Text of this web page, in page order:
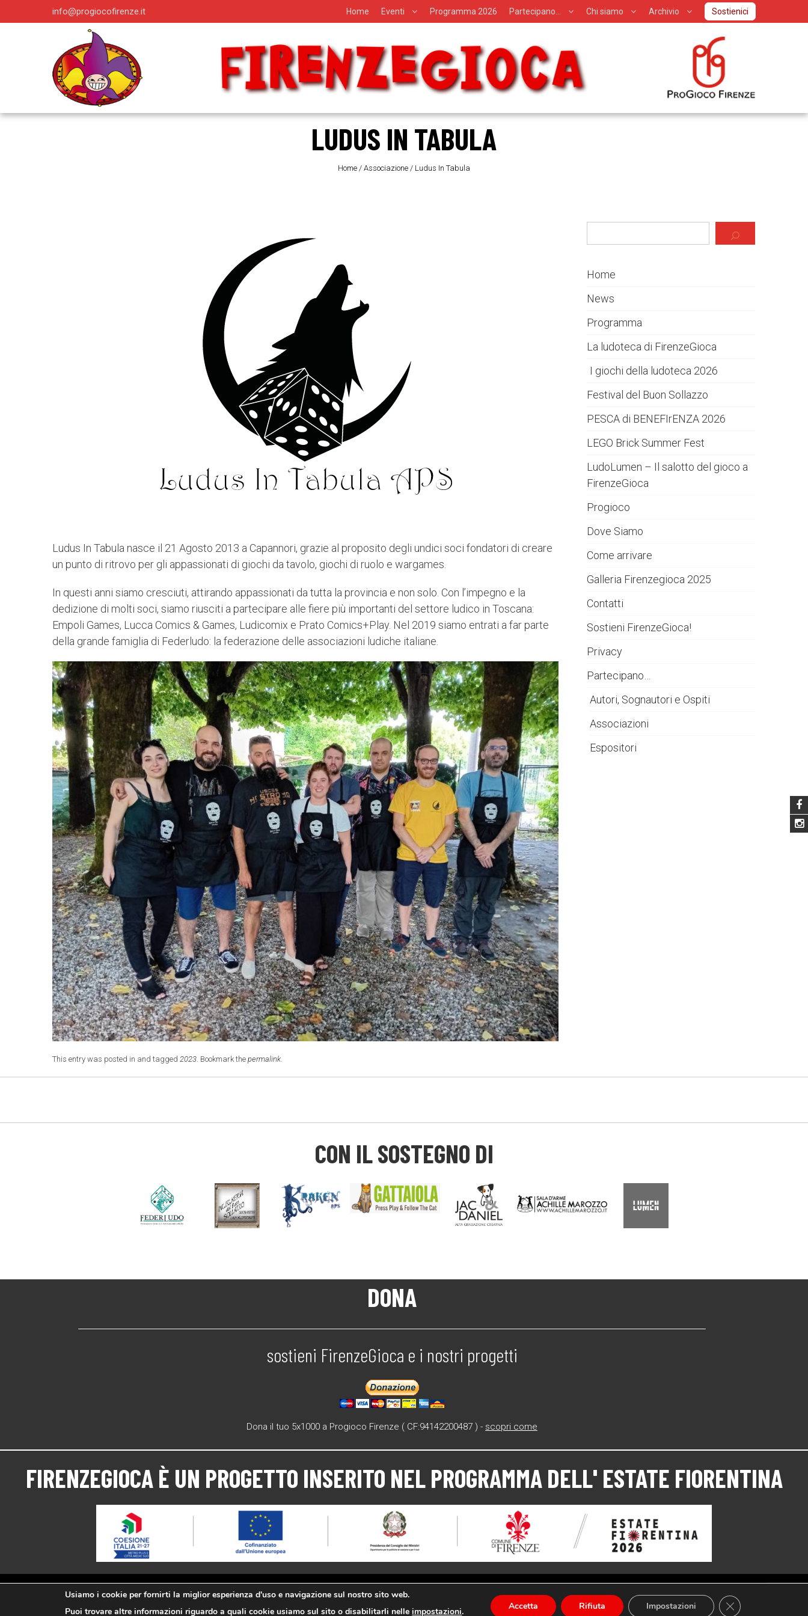
info@progiocofirenze.it Home Eventi Programma 2026 Partecipano… Chi siamo Archivio Sostienici
LUDUS IN TABULA
Home / Associazione / Ludus In Tabula
Ludus In Tabula nasce il 21 Agosto 2013 a Capannori, grazie al proposito degli undici soci fondatori di creare
un punto di ritrovo per gli appassionati di giochi da tavolo, giochi di ruolo e wargames.
In questi anni siamo cresciuti, attirando appassionati da tutta la provincia e non solo. Con l’impegno e la
dedizione di molti soci, siamo riusciti a partecipare alle fiere più importanti del settore ludico in Toscana:
Empoli Games, Lucca Comics & Games, Ludicomix e Prato Comics+Play. Nel 2019 siamo entrati a far parte
della grande famiglia di Federludo: la federazione delle associazioni ludiche italiane.
This entry was posted in and tagged 2023 . Bookmark the permalink
Home
News
Programma
La ludoteca di FirenzeGioca
I giochi della ludoteca 2026
Festival del Buon Sollazzo
PESCA di BENEFIrENZA 2026
LEGO Brick Summer Fest
LudoLumen – Il salotto del gioco a
FirenzeGioca
Progioco
Dove Siamo
Come arrivare
Galleria Firenzegioca 2025
Contatti
Sostieni FirenzeGioca!
Privacy
Partecipano…
Autori, Sognautori e Ospiti
Associazioni
Espositori
CON IL SOSTEGNO DI
DONA
sostieni FirenzeGioca e i nostri progetti
Dona il tuo 5x1000 a Progioco Firenze ( CF:94142200487 ) - scopri come
FIRENZEGIOCA È UN PROGETTO INSERITO NEL PROGRAMMA DELL' ESTATE FIORENTINA
Usiamo i cookie per fornirti la miglior esperienza d'uso e navigazione sul nostro sito web.
Puoi trovare altre informazioni riguardo a quali cookie usiamo sul sito o disabilitarli nelleimpostazioni. Accetta Rifiuta Impostazioni Close GDPR Cookie